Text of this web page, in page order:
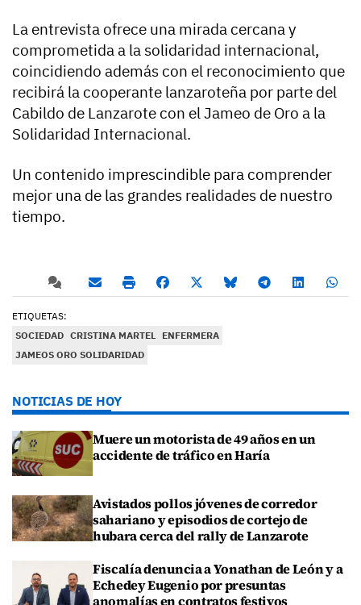
La entrevista ofrece una mirada cercana y
comprometida a la solidaridad internacional,
coincidiendo además con el reconocimiento que
recibirá la cooperante lanzaroteña por parte del
Cabildo de Lanzarote con el Jameo de Oro a la
Solidaridad Internacional.
Un contenido imprescindible para comprender
mejor una de las grandes realidades de nuestro
tiempo.
ETIQUETAS:
SOCIEDAD CRISTINA MARTEL ENFERMERA
JAMEOS ORO SOLIDARIDAD
NOTICIAS DE HOY
Muere un motorista de 49 años en un
accidente de tráfico en Haría
Avistados pollos jóvenes de corredor
sahariano y episodios de cortejo de
hubara cerca del rally de Lanzarote
Fiscalía denuncia a Yonathan de León y a
Echedey Eugenio por presuntas
anomalías en contratos festivos